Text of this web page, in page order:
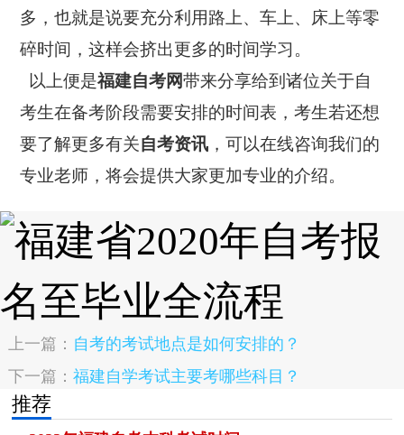
多，也就是说要充分利用路上、车上、床上等零
碎时间，这样会挤出更多的时间学习。
以上便是福建自考网带来分享给到诸位关于自
考生在备考阶段需要安排的时间表，考生若还想
要了解更多有关自考资讯 ，可以在线咨询我们的
专业老师，将会提供大家更加专业的介绍。
上一篇： 自考的考试地点是如何安排的？
下一篇：福建自学考试主要考哪些科目？
推荐